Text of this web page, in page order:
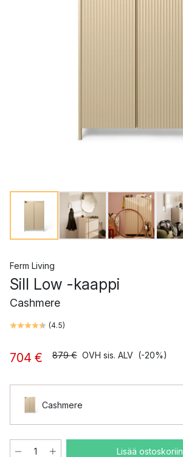
Ferm Living
Sill Low -kaappi
Cashmere
(4.5)
704 € 879 € OVH sis. ALV (-20%)
Cashmere
Lisää ostoskoriin